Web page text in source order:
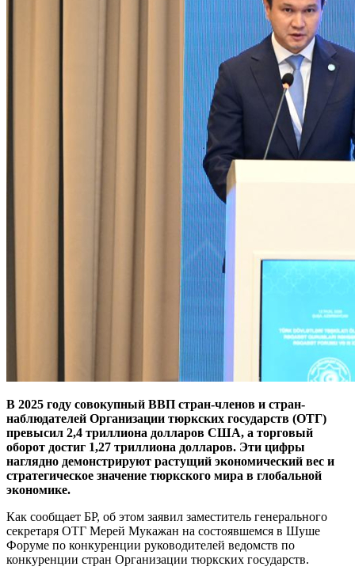
В 2025 году совокупный ВВП стран-членов и стран-
наблюдателей Организации тюркских государств (ОТГ)
превысил 2,4 триллиона долларов США, а торговый
оборот достиг 1,27 триллиона долларов. Эти цифры
наглядно демонстрируют растущий экономический вес и
стратегическое значение тюркского мира в глобальной
экономике.
Как сообщает БР, об этом заявил заместитель генерального
секретаря ОТГ Мерей Мукажан на состоявшемся в Шуше
Форуме по конкуренции руководителей ведомств по
конкуренции стран Организации тюркских государств.